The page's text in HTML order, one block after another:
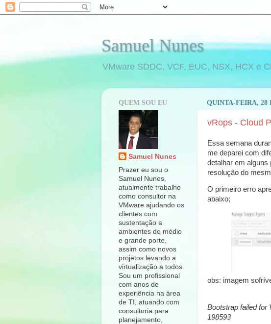
Samuel Nunes
VMware SDDC, VCF, EUC, NSX, HCX e
QUINTA-FEIRA, 28
vRops - Cloud
Essa semana
me deparei com
detalhar em
resolução do
O primeiro erro
abaixo;
obs: imagem
Bootstrap failed for
198593
QUEM SOU EU
Samuel Nunes
Prazer eu sou o
Samuel Nunes,
atualmente trabalho
como consultor na
VMware ajudando os
clientes com
sustentação a
ambientes de médio
e grande porte,
assim como novos
projetos levando a
virtualização a todos.
Sou um profissional
com anos de
experiência na área
de TI, atuando com
consultoria para
planejamento,